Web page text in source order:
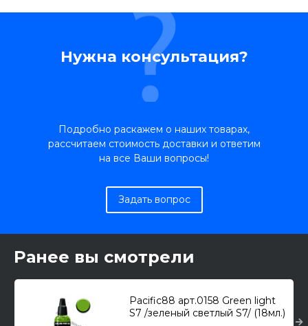
Нужна консультация?
Подробно раскажем о наших товарах,
рассчитаем стоимость доставки и ответим
на все Ваши вопросы!
Задать вопрос
Ранее вы смотрели
Pacific88 арт.0158 Green light
S7 /зеленый светлый S7/ (18мл.)